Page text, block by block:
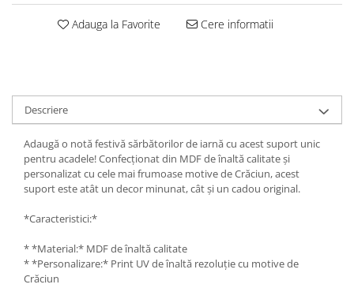
Lipici Solid
Markere
Markere Acrilice
Markere creta lichida
Markere Evidentiatoare Highlighter
Markere Permanente
Markere Whiteboard
Penare
Picuri si corectoare
Adauga la Favorite Cere informatii
Descriere
Adaugă o notă festivă sărbătorilor de iarnă cu acest suport unic
pentru acadele! Confecționat din MDF de înaltă calitate și
personalizat cu cele mai frumoase motive de Crăciun, acest
suport este atât un decor minunat, cât și un cadou original.
*Caracteristici:*
* *Material:* MDF de înaltă calitate
* *Personalizare:* Print UV de înaltă rezoluție cu motive de
Crăciun